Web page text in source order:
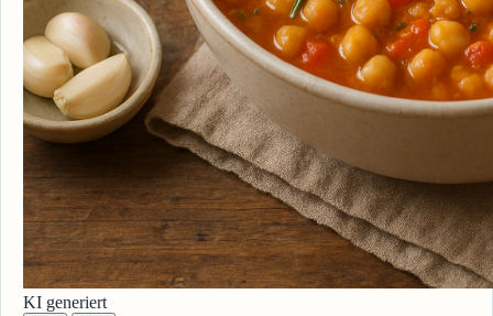
KI generiert